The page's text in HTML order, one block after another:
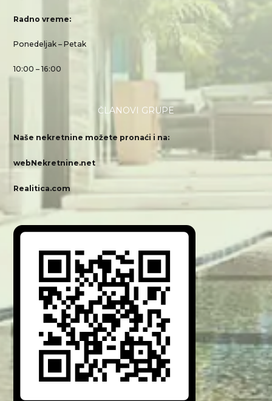
Radno vreme:
Ponedeljak – Petak
10:00 – 16:00
ČLANOVI GRUPE
Naše nekretnine možete pronaći i na:
webNekretnine.net
Realitica.com